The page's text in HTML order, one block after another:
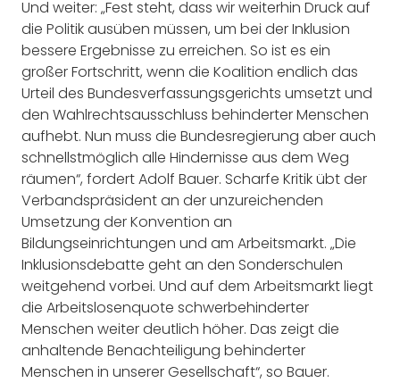
Und weiter: „Fest steht, dass wir weiterhin Druck auf
die Politik ausüben müssen, um bei der Inklusion
bessere Ergebnisse zu erreichen. So ist es ein
großer Fortschritt, wenn die Koalition endlich das
Urteil des Bundesverfassungsgerichts umsetzt und
den Wahlrechtsausschluss behinderter Menschen
aufhebt. Nun muss die Bundesregierung aber auch
schnellstmöglich alle Hindernisse aus dem Weg
räumen“, fordert Adolf Bauer. Scharfe Kritik übt der
Verbandspräsident an der unzureichenden
Umsetzung der Konvention an
Bildungseinrichtungen und am Arbeitsmarkt. „Die
Inklusionsdebatte geht an den Sonderschulen
weitgehend vorbei. Und auf dem Arbeitsmarkt liegt
die Arbeitslosenquote schwerbehinderter
Menschen weiter deutlich höher. Das zeigt die
anhaltende Benachteiligung behinderter
Menschen in unserer Gesellschaft“, so Bauer.